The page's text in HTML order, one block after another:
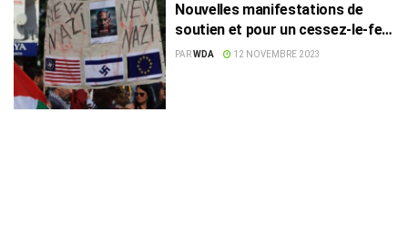
Nouvelles manifestations de
soutien et pour un cessez-le-feu
à Gaza
PARWDA 12 NOVEMBRE 2023